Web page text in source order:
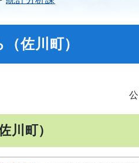
佐川町）
川町）